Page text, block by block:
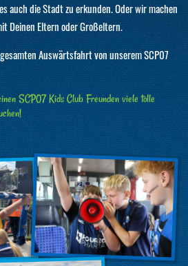
auch die Stadt zu erkunden. Oder wir machen
Deinen Eltern oder Großeltern.
Auswärtsfahrt von unserem SCP07
SCP07 Kids Club Freunden viele tolle